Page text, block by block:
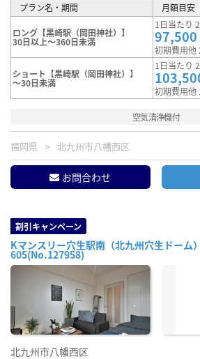
プラン名・期間 月額目安
ロング【黒崎駅（岡田神社）】
30日以上～360日未満
1日当たり
97,500
初期費用他
ショート【黒崎駅（岡田神社）】
～30日未満
1日当たり
初期費用他
空気清浄機付
福岡県 北九州市八幡西区
お問合わせ
割引キャンペーン
Kマンスリー穴生駅南（北九州穴生ドーム
605(No.127958)
北九州市八幡西区